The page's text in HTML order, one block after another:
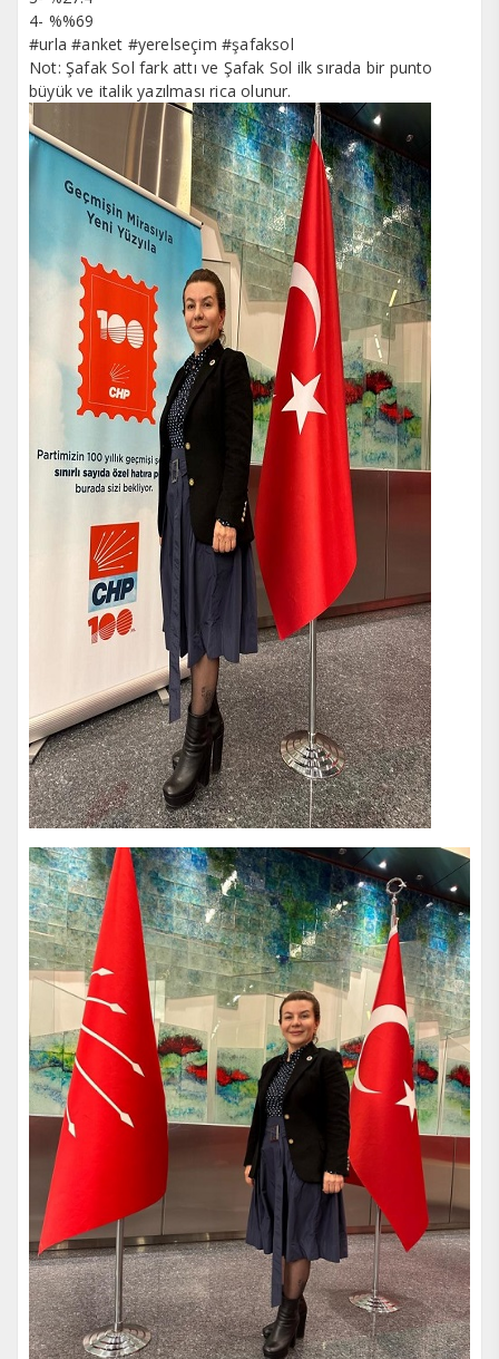
4- %%69
#urla #anket #yerelseçim #şafaksol
Not: Şafak Sol fark attı ve Şafak Sol ilk sırada bir punto
büyük ve italik yazılması rica olunur.